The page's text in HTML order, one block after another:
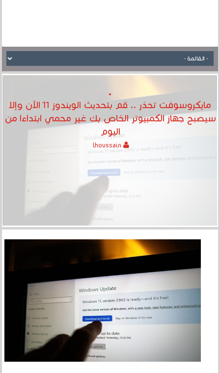
مايكروسوفت تحذر .. قم بتحديث الويندوز 11 الآن وإلا
سيصبح جهاز الكمبيوتر الخاص بك غير محمي ابتداءا من
اليوم